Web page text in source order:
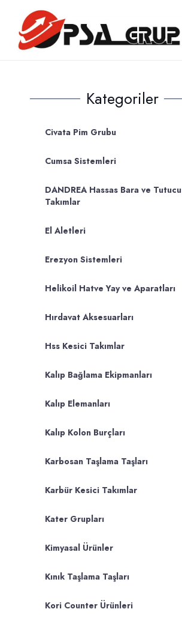
Kategoriler
Civata Pim Grubu
Cumsa Sistemleri
DANDREA Hassas Bara ve Tutucu
Takımlar
El Aletleri
Erezyon Sistemleri
Helikoil Hatve Yay ve Aparatları
Hırdavat Aksesuarları
Hss Kesici Takımlar
Kalıp Bağlama Ekipmanları
Kalıp Elemanları
Kalıp Kolon Burçları
Karbosan Taşlama Taşları
Karbür Kesici Takımlar
Kater Grupları
Kimyasal Ürünler
Kınık Taşlama Taşları
Kori Counter Ürünleri